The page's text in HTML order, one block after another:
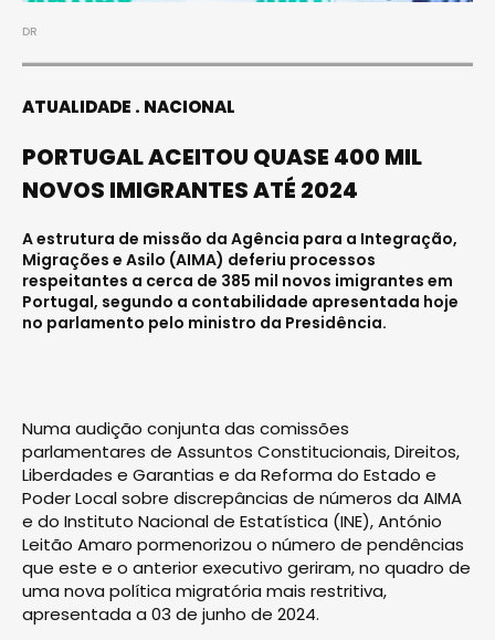
DR
ATUALIDADE NACIONAL
PORTUGAL ACEITOU QUASE 400 MIL
NOVOS IMIGRANTES ATÉ 2024
A estrutura de missão da Agência para a Integração,
Migrações e Asilo (AIMA) deferiu processos
respeitantes a cerca de 385 mil novos imigrantes em
Portugal, segundo a contabilidade apresentada hoje
no parlamento pelo ministro da Presidência.
Numa audição conjunta das comissões
parlamentares de Assuntos Constitucionais, Direitos,
Liberdades e Garantias e da Reforma do Estado e
Poder Local sobre discrepâncias de números da AIMA
e do Instituto Nacional de Estatística (INE), António
Leitão Amaro pormenorizou o número de pendências
que este e o anterior executivo geriram, no quadro de
uma nova política migratória mais restritiva,
apresentada a 03 de junho de 2024.